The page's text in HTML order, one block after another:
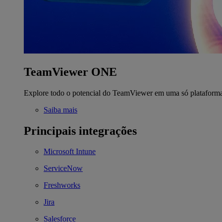
TeamViewer ONE
Explore todo o potencial do TeamViewer em uma só
Saiba mais
Principais integrações
Microsoft Intune
ServiceNow
Freshworks
Jira
Salesforce